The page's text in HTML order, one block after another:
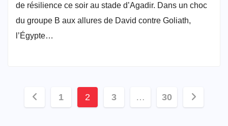
de résilience ce soir au stade d’Agadir. Dans un choc
du groupe B aux allures de David contre Goliath,
l’Égypte…
Pagination
1 2 3 … 30